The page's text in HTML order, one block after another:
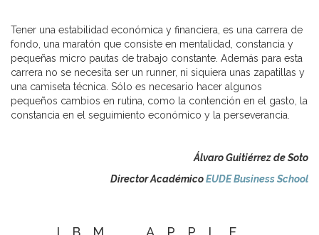
Tener una estabilidad económica y financiera, es una carrera de
fondo, una maratón que consiste en mentalidad, constancia y
pequeñas micro pautas de trabajo constante. Además para esta
carrera no se necesita ser un runner, ni siquiera unas zapatillas y
una camiseta técnica. Sólo es necesario hacer algunos
pequeños cambios en rutina, como la contención en el gasto, la
constancia en el seguimiento económico y la perseverancia.
Álvaro Guitiérrez de Soto
Director AcadémicoEUDE Business School
IBM, APPLE,